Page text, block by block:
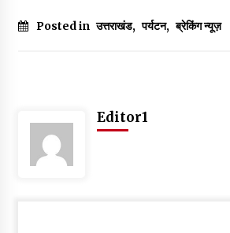
Thought Of The Day 11 May
Posted in उत्तराखंड, पर्यटन, ब्रेकिंग न्यूज़
Editor1